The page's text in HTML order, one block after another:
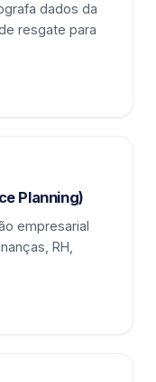
dados da
resgate para
Planning)
empresarial
RH,